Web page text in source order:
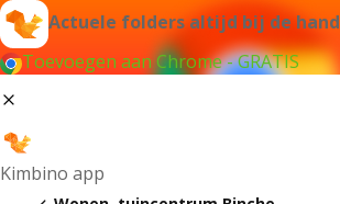
Actuele folders altijd bij de hand
Toevoegen aan Chrome - GRATIS
Kimbino app